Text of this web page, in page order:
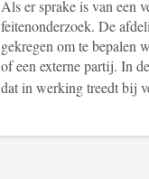
Als er sprake is van een
feitenonderzoek. De
gekregen om te bepalen
of een externe partij. In de
dat in werking treedt bij